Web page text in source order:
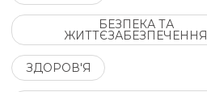
БЕЗПЕКА ТА
ЖИТТЄЗАБЕЗПЕЧЕННЯ
ЗДОРОВ'Я